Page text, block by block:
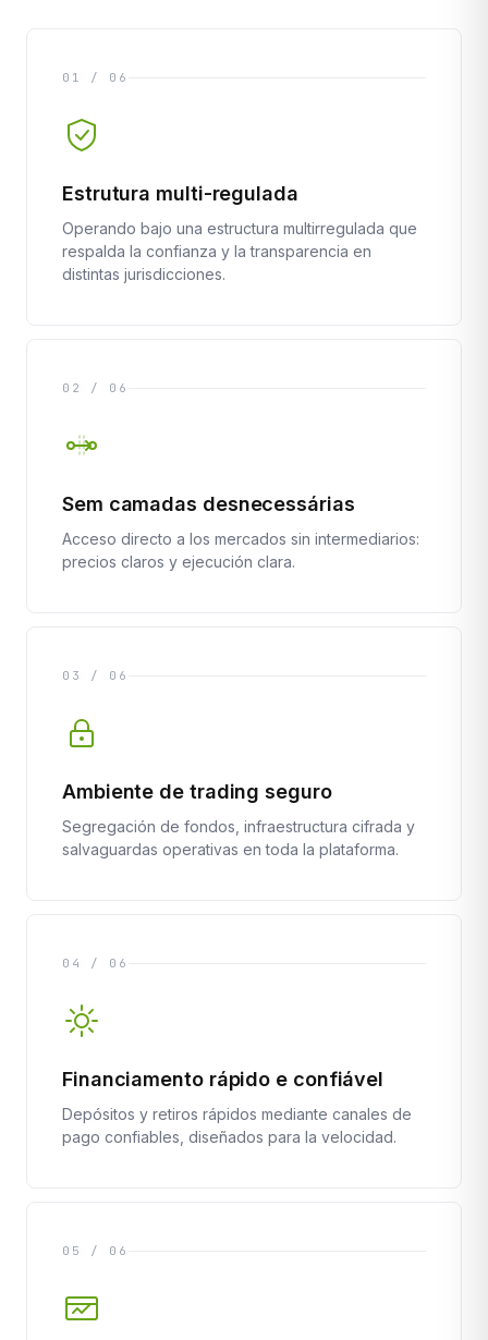
01 / 06
Estrutura multi-regulada
Operando bajo una estructura multirregulada que
respalda la confianza y la transparencia en
distintas jurisdicciones.
02 / 06
Sem camadas desnecessárias
Acceso directo a los mercados sin intermediarios:
precios claros y ejecución clara.
03 / 06
Ambiente de trading seguro
Segregación de fondos, infraestructura cifrada y
salvaguardas operativas en toda la plataforma.
04 / 06
Financiamento rápido e confiável
Depósitos y retiros rápidos mediante canales de
pago confiables, diseñados para la velocidad.
05 / 06